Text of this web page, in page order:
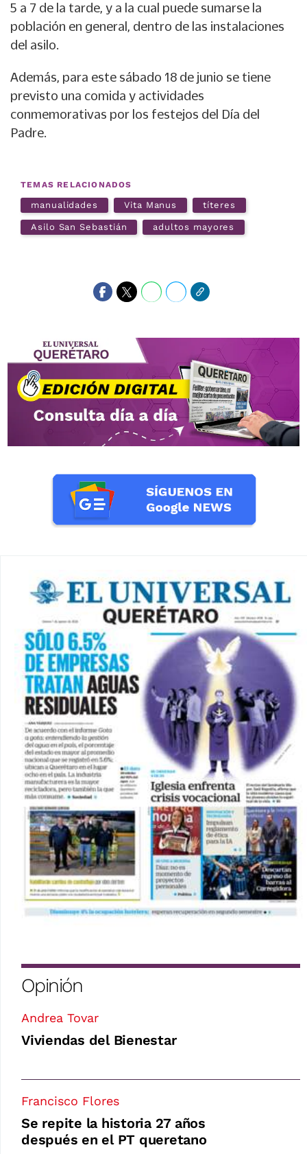
5 a 7 de la tarde, y a la cual puede sumarse la
población en general, dentro de las instalaciones
del asilo.
Además, para este sábado 18 de junio se tiene
previsto una comida y actividades
conmemorativas por los festejos del Día del
Padre.
TEMAS RELACIONADOS
manualidades Vita Manus títeres
Asilo San Sebastián adultos mayores
Opinión
Andrea Tovar
Viviendas del Bienestar
Francisco Flores
Se repite la historia 27 años
después en el PT queretano